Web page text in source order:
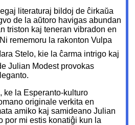
literaturaj bildoj de ĉirkaŭa
de la aŭtoro havigas abundan
triston kaj teneran vibradon en
rememoru la rakonton Vulpa
Stelo, kie la ĉarma intrigo kaj
Julian Modest provokas
ke la Esperanto-kulturo
originale verkita en
amiko kaj samideano Julian
por mi estis konatiĝi kun la